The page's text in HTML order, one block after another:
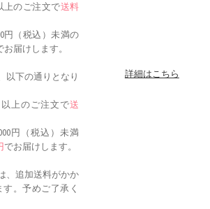
上のご注文で送料
円（税込）未満の
お届けします。
以下の通りとなり
以上のご注文で送
円（税込）未満
でお届けします。
、追加送料がかか
。予めご了承く
詳細はこちら